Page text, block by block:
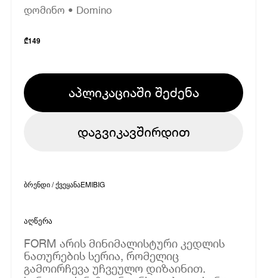
დომინო • Domino
₾149
აპლიკაციაში შეძენა
დაგვიკავშირდით
ბრენდი / ქვეყანაEMIBIG
აღწერა
FORM არის მინიმალისტური კედლის
ნათურების სერია, რომელიც
გამოირჩევა უჩვეულო დიზაინით.